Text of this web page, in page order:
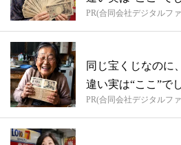
PR(合同会社デジタルフ
同じ宝くじなのに
違い実は“ここ”で
PR(合同会社デジタルフ